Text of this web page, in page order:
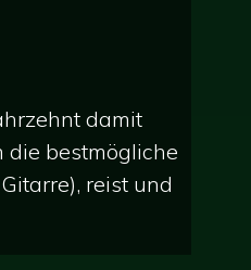
damit
die bestmögliche
reist und